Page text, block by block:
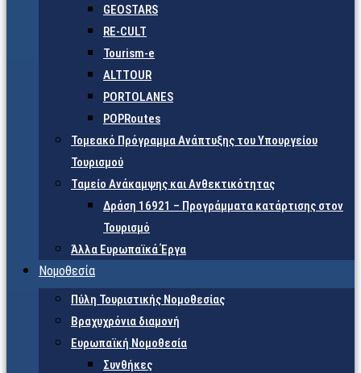
GEOSTARS
RE-CULT
Tourism-e
ALTTOUR
PORTOLANES
POPRoutes
Τομεακό Πρόγραμμα Ανάπτυξης του Υπουργείου
Τουρισμού
Ταμείο Ανάκαμψης και Ανθεκτικότητας
Δράση 16921 – Προγράμματα κατάρτισης στον
Τουρισμό
Άλλα Ευρωπαϊκά Έργα
Νομοθεσία
Πύλη Τουριστικής Νομοθεσίας
Βραχυχρόνια διαμονή
Ευρωπαϊκή Νομοθεσία
Συνθήκες